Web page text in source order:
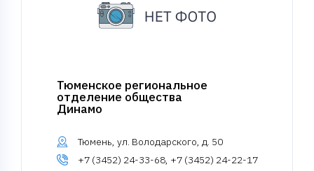
Тюменское региональное
отделение общества
Динамо
Тюмень, ул. Володарского, д. 50
+7 (3452) 24-33-68, +7 (3452) 24-22-17